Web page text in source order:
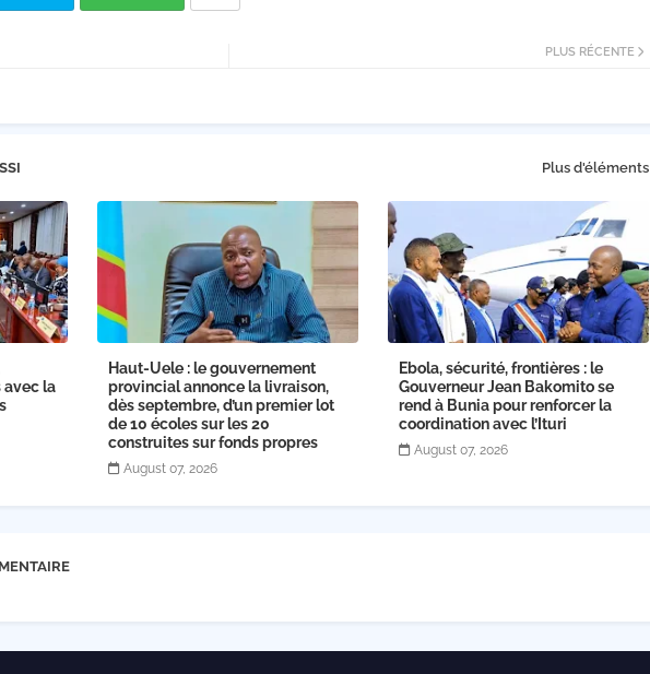
PLUS RÉCENTE
Plus d'éléments
avec la
Haut-Uele : le gouvernement
provincial annonce la livraison,
dès septembre, d’un premier lot
de 10 écoles sur les 20
construites sur fonds propres
August 07, 2026
Ebola, sécurité, frontières : le
Gouverneur Jean Bakomito se
rend à Bunia pour renforcer la
coordination avec l’Ituri
August 07, 2026